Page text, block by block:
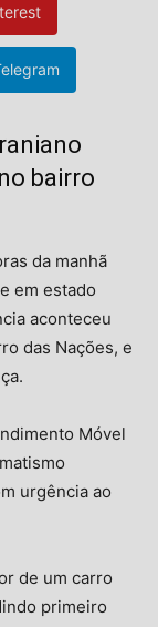
bairro
da manhã
em estado
aconteceu
das Nações, e
Móvel
urgência ao
de um carro
primeiro